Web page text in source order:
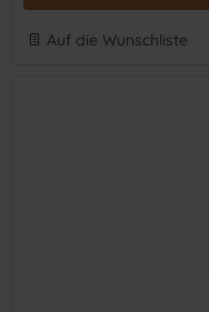
Auf die Wunschliste